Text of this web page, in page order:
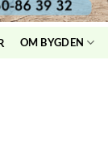
OM BYGDEN